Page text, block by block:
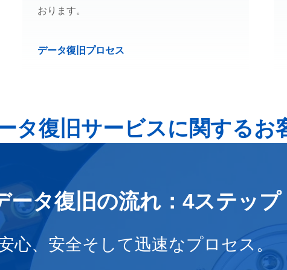
おります。
データ復旧プロセス
タ復旧サービスに関するお
ータ復旧の流れ：4ステップ
心、安全そして迅速なプロセス。